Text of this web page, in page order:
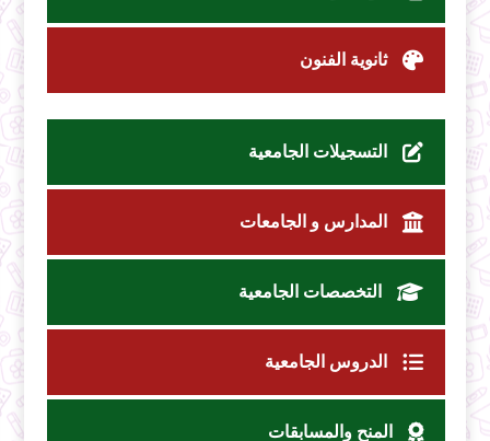
ثانوية الفنون
التسجيلات الجامعية
المدارس و الجامعات
التخصصات الجامعية
الدروس الجامعية
المنح والمسابقات